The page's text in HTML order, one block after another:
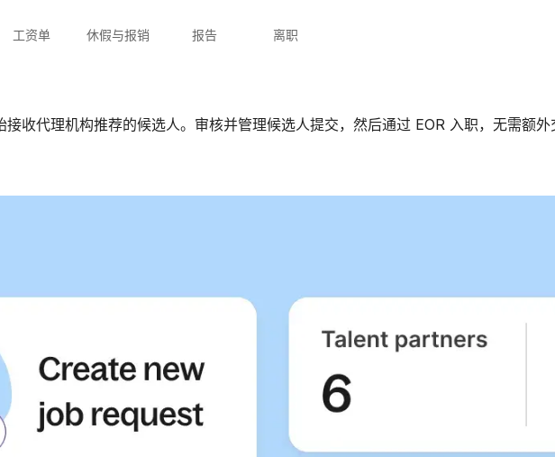
工资单 休假与报销 报告 离职
收代理机构推荐的候选人。审核并管理候选人提交，然后通过 EOR 入职，无需额外